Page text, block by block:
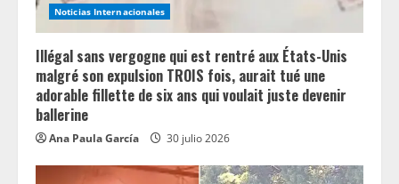
Noticias Internacionales
Illégal sans vergogne qui est rentré aux États-Unis
malgré son expulsion TROIS fois, aurait tué une
adorable fillette de six ans qui voulait juste devenir
ballerine
Ana Paula García 30 julio 2026